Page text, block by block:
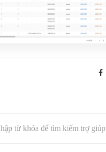
từ khóa để tìm kiếm trợ giúp